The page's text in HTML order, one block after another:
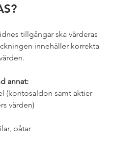
tillgångar ska värderas
innehåller korrekta
annat:
(kontosaldon samt aktier
värden)
båtar